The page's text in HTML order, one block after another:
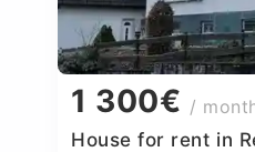
1 300€ /
House for rent in